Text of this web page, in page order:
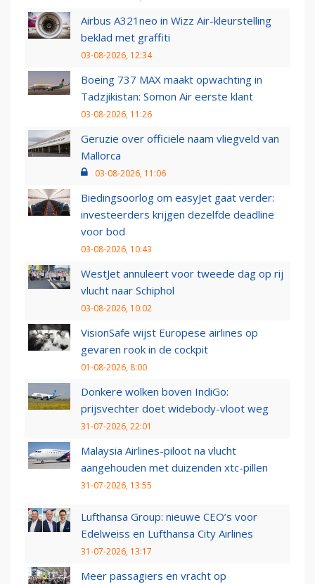
Airbus A321neo in Wizz Air-kleurstelling
beklad met graffiti
03-08-2026, 12:34
Boeing 737 MAX maakt opwachting in
Tadzjikistan: Somon Air eerste klant
03-08-2026, 11:26
Geruzie over officiële naam vliegveld van
Mallorca
03-08-2026, 11:06
Biedingsoorlog om easyJet gaat verder:
investeerders krijgen dezelfde deadline
voor bod
03-08-2026, 10:43
WestJet annuleert voor tweede dag op rij
vlucht naar Schiphol
03-08-2026, 10:02
VisionSafe wijst Europese airlines op
gevaren rook in de cockpit
01-08-2026, 8:00
Donkere wolken boven IndiGo:
prijsvechter doet widebody-vloot weg
31-07-2026, 22:01
Malaysia Airlines-piloot na vlucht
aangehouden met duizenden xtc-pillen
31-07-2026, 13:55
Lufthansa Group: nieuwe CEO’s voor
Edelweiss en Lufthansa City Airlines
31-07-2026, 13:17
Meer passagiers en vracht op